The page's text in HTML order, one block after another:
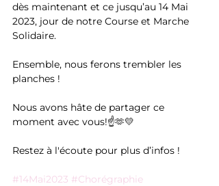
dès maintenant et ce jusqu’au 14 Mai
2023, jour de notre Course et Marche
Solidaire.
Ensemble, nous ferons trembler les
planches !
Nous avons hâte de partager ce
moment avec vous!☝️🫶💛
Restez à l'écoute pour plus d’infos !
#14Mai2023 #Chorégraphie